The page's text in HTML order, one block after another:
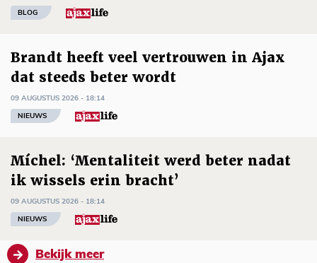
BLOG
Brandt heeft veel vertrouwen in Ajax
dat steeds beter wordt
09 AUGUSTUS 2026 - 18:14
NIEUWS
Míchel: ‘Mentaliteit werd beter nadat
ik wissels erin bracht’
09 AUGUSTUS 2026 - 18:14
NIEUWS
Bekijk meer